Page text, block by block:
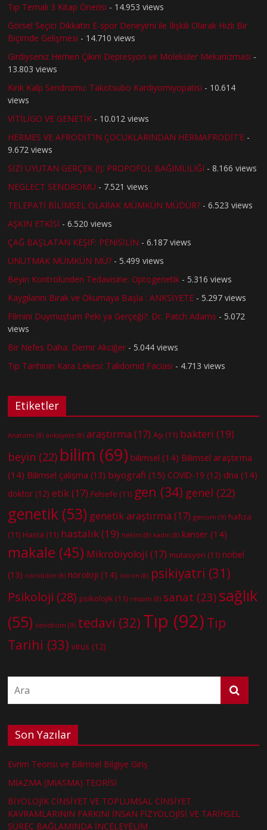
Tıp Temalı 3 Kitap Önerisi - 14.953 views
Görsel Seçici Dikkatin E-spor Deneyimi ile İlişkili Olarak Hızlı Bir
Biçimde Gelişmesi - 14.710 views
Girdiyseniz Hemen Çıkın! Depresyon ve Moleküler Mekanizması -
13.803 views
Kırık Kalp Sendromu: Takotsubo Kardiyomiyopatisi - 10.614
views
VİTİLİGO VE GENETİK - 10.012 views
HERMES VE AFRODİT’İN ÇOCUKLARINDAN HERMAFRODİT’E -
9.672 views
SİZİ UYUTAN GERÇEK (!): PROPOFOL BAĞIMLILIĞI - 8.166 views
NEGLECT SENDROMU - 7.521 views
TELEPATİ BİLİMSEL OLARAK MÜMKÜN MÜDÜR? - 6.523 views
AŞKIN ETKİSİ - 6.520 views
ÇAĞ BAŞLATAN KEŞİF: PENİSİLİN - 6.187 views
UNUTMAK MÜMKÜN MÜ? - 5.499 views
Beyin Kontrolünden Tedavisine: Optogenetik - 5.316 views
Kaygılarını Bırak ve Okumaya Başla : ANKSİYETE - 5.297 views
Filmini Duymuştum Peki ya Gerçeği?: Dr. Patch Adams - 5.072
views
Bir Nefes Daha: Demir Akciğer - 5.044 views
Tıp Tarihinin Kara Lekesi: Talidomid Faciası - 4.713 views
Etiketler
Anatomi (8) anksiyete (8) araştırma (17) Aşı (11) bakteri (19)
beyin (22) bilim (69) bilimsel (14) Bilimsel araştırma
(14) Bilimsel çalışma (13) biyografi (15) COVID-19 (12) dna (14)
doktor (12) etik(17) Felsefe (11) gen (34) genel (22)
genetik (53) genetik araştırma (17) genom (9) hafıza
(11) Hasta (11) hastalık(19) hekim (8) kadın (8) kanser (14)
makale (45) Mikrobiyoloji (17) mutasyon (11) nobel
(13) nörobilim (8) nöroloji (14) nöron (8) psikiyatri (31)
Psikoloji (28) psikolojik (11) ressam (8) sanat (23) sağlık
(55) sendrom (9) tedavi (32) Tıp (92) Tıp
Tarihi (33) virüs (12)
Son Yazılar
Evrim Teorisi ve Bilimsel Bilgiye Giriş
MİAZMA (MIASMA) TEORİSİ
BİYOLOJİK CİNSİYET VE TOPLUMSAL CİNSİYET
KAVRAMLARININ FARKINI İNSAN FİZYOLOJİSİ VE TARİHSEL
SÜREÇ BAĞLAMINDA İNCELEYELİM